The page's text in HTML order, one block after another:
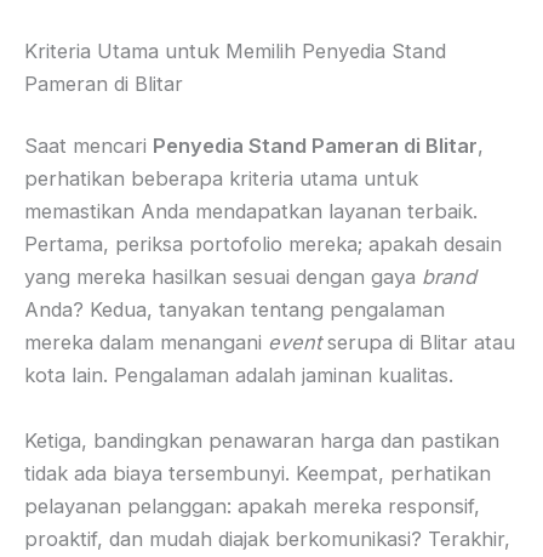
Kriteria Utama untuk Memilih Penyedia Stand
Pameran di Blitar
Saat mencari Penyedia Stand Pameran di Blitar,
perhatikan beberapa kriteria utama untuk
memastikan Anda mendapatkan layanan terbaik.
Pertama, periksa portofolio mereka; apakah desain
yang mereka hasilkan sesuai dengan gaya brand
Anda? Kedua, tanyakan tentang pengalaman
mereka dalam menangani eventserupa di Blitar atau
kota lain. Pengalaman adalah jaminan kualitas.
Ketiga, bandingkan penawaran harga dan pastikan
tidak ada biaya tersembunyi. Keempat, perhatikan
pelayanan pelanggan: apakah mereka responsif,
proaktif, dan mudah diajak berkomunikasi? Terakhir,